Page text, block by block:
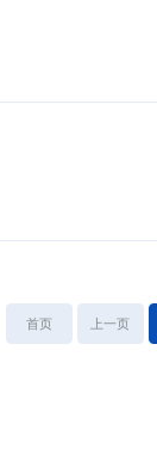
首页 上一页